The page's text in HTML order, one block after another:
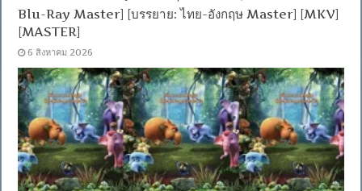
Blu-Ray Master] [บรรยาย: ไทย-อังกฤษ Master] [MKV]
[MASTER]
6 สิงหาคม 2026